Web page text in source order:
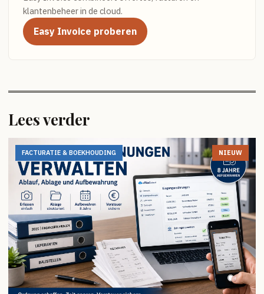
klantenbeheer in de cloud.
Easy Invoice proberen
Lees verder
FACTURATIE & BOEKHOUDING NIEUW